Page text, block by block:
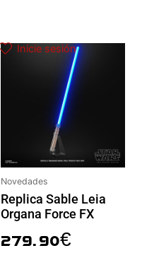
Inicie sesión
Novedades
Replica Sable Leia
Organa Force FX
279.90€